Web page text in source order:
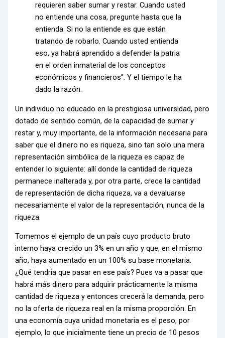
requieren saber sumar y restar. Cuando usted
no entiende una cosa, pregunte hasta que la
entienda. Si no la entiende es que están
tratando de robarlo. Cuando usted entienda
eso, ya habrá aprendido a defender la patria
en el orden inmaterial de los conceptos
económicos y financieros”. Y el tiempo le ha
dado la razón.
Un individuo no educado en la prestigiosa universidad, pero
dotado de sentido común, de la capacidad de sumar y
restar y, muy importante, de la información necesaria para
saber que el dinero no es riqueza, sino tan solo una mera
representación simbólica de la riqueza es capaz de
entender lo siguiente: allí donde la cantidad de riqueza
permanece inalterada y, por otra parte, crece la cantidad
de representación de dicha riqueza, va a devaluarse
necesariamente el valor de la representación, nunca de la
riqueza.
Tomemos el ejemplo de un país cuyo producto bruto
interno haya crecido un 3% en un año y que, en el mismo
año, haya aumentado en un 100% su base monetaria.
¿Qué tendría que pasar en ese país? Pues va a pasar que
habrá más dinero para adquirir prácticamente la misma
cantidad de riqueza y entonces crecerá la demanda, pero
no la oferta de riqueza real en la misma proporción. En
una economía cuya unidad monetaria es el peso, por
ejemplo, lo que inicialmente tiene un precio de 10 pesos